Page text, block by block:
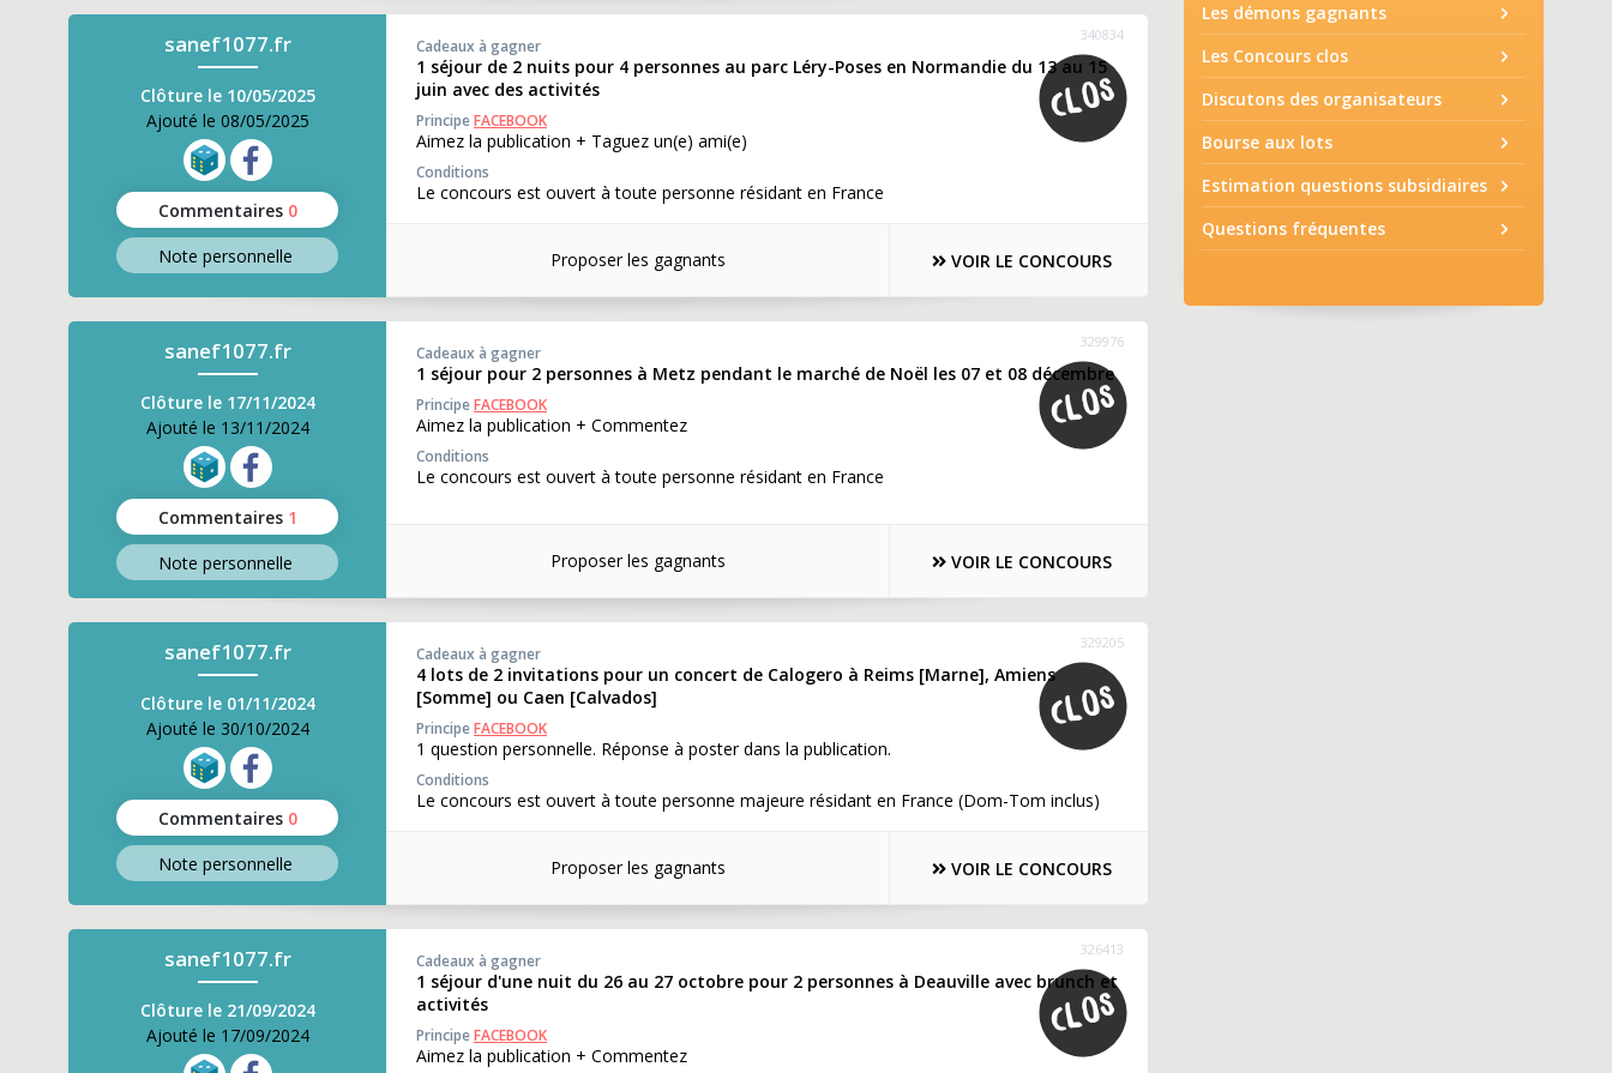
sanef1077.fr
Clôture le 10/05/2025
Ajouté le 08/05/2025
Commentaires 0
Note personnelle
340834
Cadeaux à gagner
1 séjour de 2 nuits pour 4 personnes au parc Léry-Poses en Normandie du 13 au 15
juin avec des activités
PrincipeFACEBOOK
Aimez la publication + Taguez un(e) ami(e)
Conditions
Le concours est ouvert à toute personne résidant en France
Proposer les gagnants VOIR LE CONCOURS
sanef1077.fr
Clôture le 17/11/2024
Ajouté le 13/11/2024
Commentaires 1
Note personnelle
329976
Cadeaux à gagner
1 séjour pour 2 personnes à Metz pendant le marché de Noël les 07 et 08 décembre
PrincipeFACEBOOK
Aimez la publication + Commentez
Conditions
Le concours est ouvert à toute personne résidant en France
Proposer les gagnants VOIR LE CONCOURS
sanef1077.fr
Clôture le 01/11/2024
Ajouté le 30/10/2024
Commentaires 0
Note personnelle
329205
Cadeaux à gagner
4 lots de 2 invitations pour un concert de Calogero à Reims [Marne], Amiens
[Somme] ou Caen [Calvados]
PrincipeFACEBOOK
1 question personnelle. Réponse à poster dans la publication.
Conditions
Le concours est ouvert à toute personne majeure résidant en France (Dom-Tom inclus)
Proposer les gagnants VOIR LE CONCOURS
sanef1077.fr
Clôture le 21/09/2024
Ajouté le 17/09/2024
326413
Cadeaux à gagner
1 séjour d'une nuit du 26 au 27 octobre pour 2 personnes à Deauville avec brunch et
activités
PrincipeFACEBOOK
Aimez la publication + Commentez
Les démons gagnants
Les Concours clos
Discutons des organisateurs
Bourse aux lots
Estimation questions subsidiaires
Questions fréquentes